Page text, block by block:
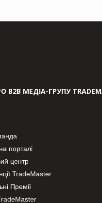
В2В МЕДІА-ГРУПУ
порталі
центр
TradeMaster
Премії